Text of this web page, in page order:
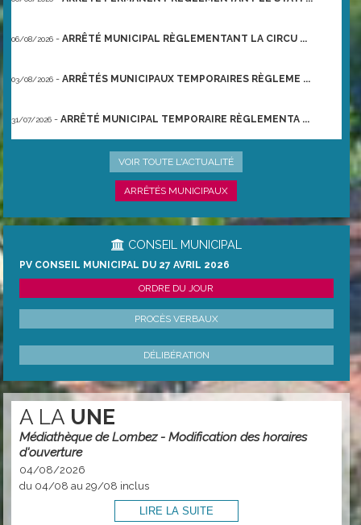
ARRÊTÉ MUNICIPAL RÈGLEMENTANT LA CIRCU ...
ARRÊTÉS MUNICIPAUX TEMPORAIRES RÈGLEME ...
ARRÊTÉ MUNICIPAL TEMPORAIRE RÈGLEMENTA ...
ARRÊTÉ PRÉFECTORAL DU 21/06/2026 TEMPO ...
VOIR TOUTE L'ACTUALITÉ
ARRÊTÉS MUNICIPAUX
CONSEIL MUNICIPAL
PV CONSEIL MUNICIPAL DU 27 AVRIL 2026
ORDRE DU JOUR
PROCÈS VERBAUX
DÉLIBÉRATION
A LA UNE
Médiathèque de Lombez - Modification des horaires
d'ouverture
04/08/2026
du 04/08 au 29/08 inclus